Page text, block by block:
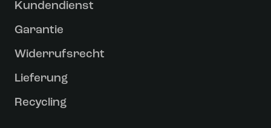
Kundendienst
Garantie
Widerrufsrecht
Lieferung
Recycling